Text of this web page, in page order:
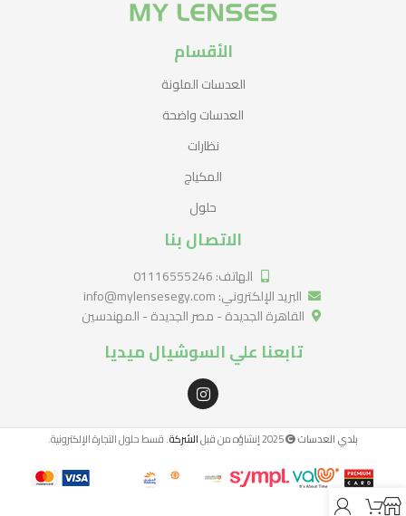
الأقسام
العدسات الملونة
العدسات واضحة
نظارات
المكياج
حلول
الاتصال بنا
الهاتف: 01116555246
البريد الإلكتروني: info@mylensesegy.com
القاهرة الجديدة - مصر الجديدة - المهندسين
تابعنا علي السوشيال ميديا
بلدي العدسات الشركة. قسط حلول التجارة الإلكترونية.